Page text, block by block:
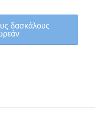
δασκάλους